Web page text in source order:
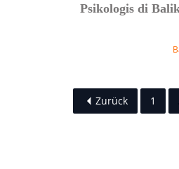
Psikologis di
Zurück 1